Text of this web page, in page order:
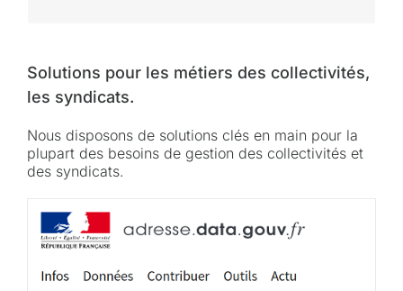
Solutions pour les métiers des collectivités,
les syndicats.
Nous disposons de solutions clés en main pour la
plupart des besoins de gestion des collectivités et
des syndicats.